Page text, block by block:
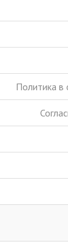
Политика в